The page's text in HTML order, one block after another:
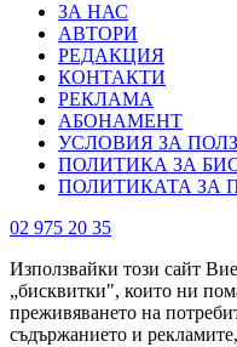
ЗА НАС
АВТОРИ
РЕДАКЦИЯ
КОНТАКТИ
РЕКЛАМА
АБОНАМЕНТ
УСЛОВИЯ ЗА
ПОЛИТИКА ЗА
ПОЛИТИКАТА ЗА
02 975 20 35
Използвайки този сайт
„бисквитки", които ни
преживяването на
съдържанието и